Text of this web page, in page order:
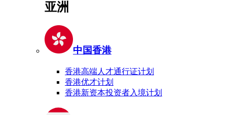
亚洲
中国香港
香港高端人才通行证计划
香港优才计划
香港新资本投资者入境计划